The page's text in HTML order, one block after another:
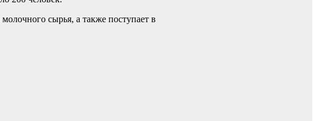
сырья, а также поступает в